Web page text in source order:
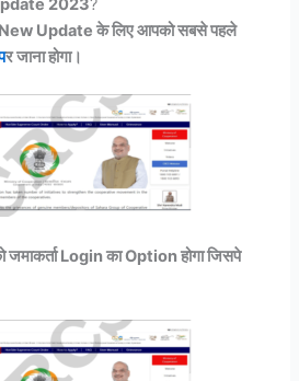
2023?
Update के लिए आपको सबसे पहले
र जाना होगा।
Login का Option होगा जिसपे